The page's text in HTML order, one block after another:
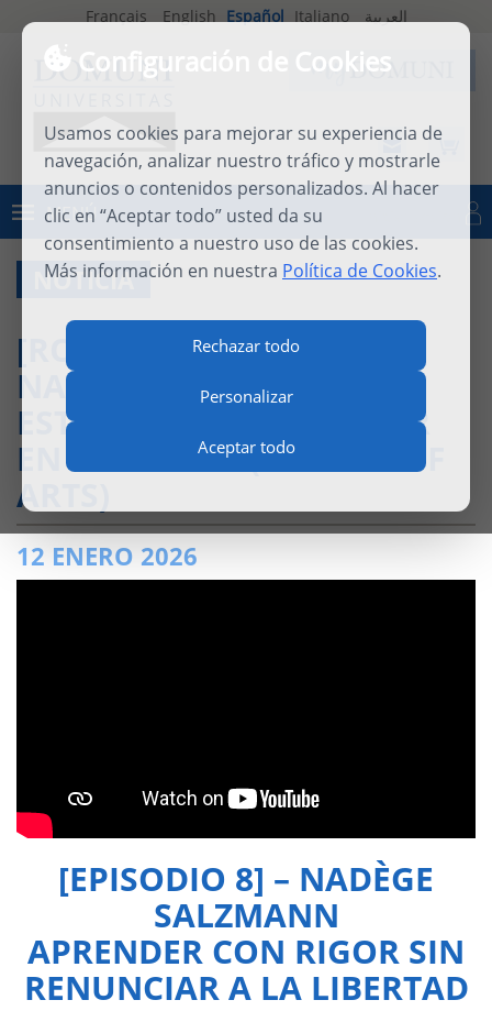
Configuración de Cookies
Usamos cookies para mejorar su experiencia de
navegación, analizar nuestro tráfico y mostrarle
anuncios o contenidos personalizados. Al hacer
clic en “Aceptar todo” usted da su
consentimiento a nuestro uso de las cookies.
Más información en nuestra Política de Cookies.
Rechazar todo
Personalizar
Aceptar todo
Français English Español Italiano العربية
MENÚ
NOTICIA
[ROSTROS DE DOMUNI] –
NADÈGE SALZMANN,
ESTUDIANTE DEL MÁSTER
EN FILOSOFÍA (MASTER OF
ARTS)
12 ENERO 2026
[EPISODIO 8] – NADÈGE
SALZMANN
APRENDER CON RIGOR SIN
RENUNCIAR A LA LIBERTAD